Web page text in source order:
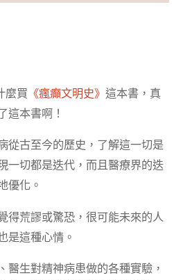
麼買 《瘋癲文明史》這本書，真
這本書啊！
從古至今的歷史，了解這一切是
一切都是迭代，而且醫療界的迭
優化。
得荒謬或驚恐，很可能未來的人
是這種心情。
醫生對精神病患做的各種實驗，